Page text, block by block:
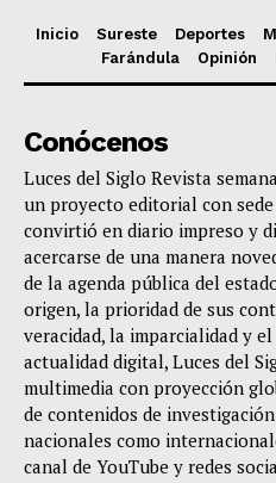
Inicio Sureste Deportes
Farándula
Opinión
Conócenos
Luces del Siglo Revista
un proyecto editorial con sede
convirtió en diario impreso y
acercarse de una manera
de la agenda pública del
origen, la prioridad de sus
veracidad, la imparcialidad y
actualidad digital, Luces del
multimedia con proyección
de contenidos de
nacionales como
canal de YouTube y redes